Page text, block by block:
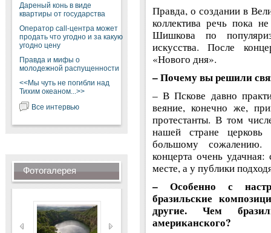
Дареный конь в виде
квартиры от государства
Оператор call-центра может
продать что угодно и за какую
угодно цену
Правда и мифы о
молодежной распущенности
<<Мы чуть не погибли над
Тихим океаном...>>
Все интервью
Фотогалерея
Правда, о создании в
коллектива речь пока
Шишкова по
искусства. После
«Нового дня».
– Почему вы решили
– В Пскове давно
веяние, конечно же,
протестанты. В том
нашей стране
большому сожалению.
концерта очень
месте, а у публики
– Особенно с
бразильские
другие. Чем б
американского?